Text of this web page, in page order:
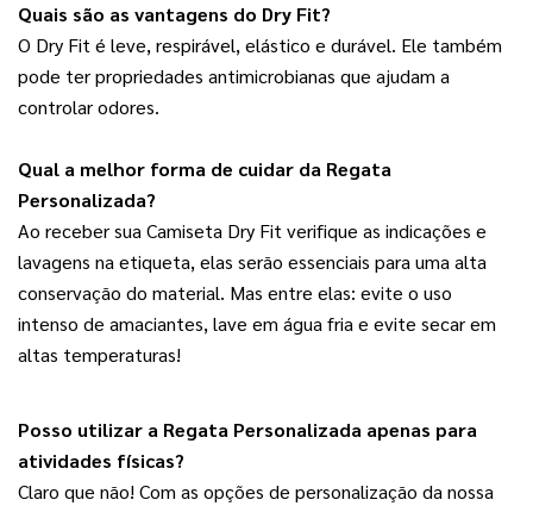
Quais são as vantagens do Dry Fit?
O Dry Fit é leve, respirável, elástico e durável. Ele também
pode ter propriedades antimicrobianas que ajudam a
controlar odores.
Qual a melhor forma de cuidar da Regata
Personalizada?
Ao receber sua Camiseta Dry Fit verifique as indicações e
lavagens na etiqueta, elas serão essenciais para uma alta
conservação do material. Mas entre elas: evite o uso
intenso de amaciantes, lave em água fria e evite secar em
altas temperaturas!
Posso utilizar a Regata Personalizada apenas para
atividades físicas?
Claro que não! Com as opções de personalização da nossa